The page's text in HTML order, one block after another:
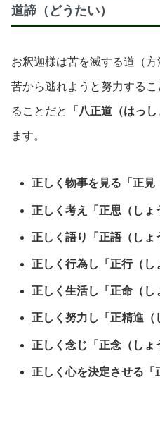
道諦（どうたい）
お釈迦様は苦を滅する道（
苦から逃れようと努力する
ることだと 「八正道（はっし
ます。
正しく物事を見る「正見
正しく考え「正思（しょ
正しく語り「正語（しょ
正しく行為し「正行（し
正しく生活し「正命（し
正しく努力し「正精進（
正しく念じ「正念（しょ
正しく心を決定させる「